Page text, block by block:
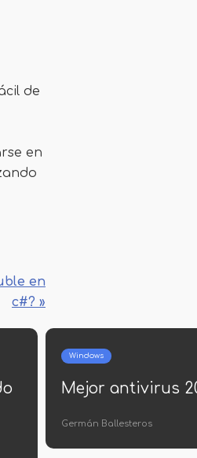
de
en
en
c#? »
mejores programas para